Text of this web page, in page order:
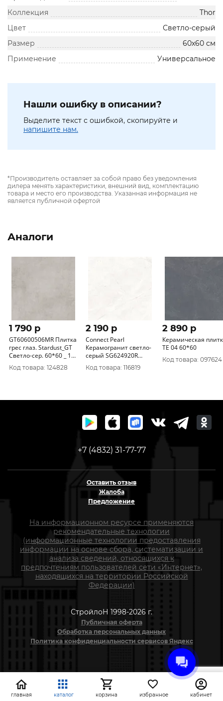
Коллекция
Thor
Цвет
Светло-серый
Размер
60х60 см
Применение
Универсальное
Нашли ошибку в описании?
Выделите текст с ошибкой, скопируйте и
напишите нам.
*Производитель оставляет за собой право без уведомления
дилера менять характеристики, внешний вид, комплектацию
товара и место его производства. Указанная информация не
является публичной офертой
Аналоги
1 790 p
GT60600506MR Плитка
грес глаз. Stardust_GT
Светло-сер. 60*60 _ 1
\43, 2
Код товара: 124828
2 190 p
Connect Pearl
Керамогранит светло-
серый SG624920R
60х60 матовый
Код товара: 116819
2 890 p
Керамическая
TE 04 60*60
Код товара: 097624
+7 (4832) 31-77-77
Оставить отзыв
Жалоба
Предложение
На информационном ресурсе применяются
рекомендательные технологии
(информационные технологии предоставления
информации на основе сбора, систематизации и
анализа сведений, относящихся к
предпочтениям пользователей сети «Интернет»,
находящихся на территории Российской
Федерации)
СтройлоН 1998-2026 г.
Публичная оферта
Обработка персональных данных
Политика конфиденциальности сервисов Яндекс
главная каталог корзина избранное кабинет